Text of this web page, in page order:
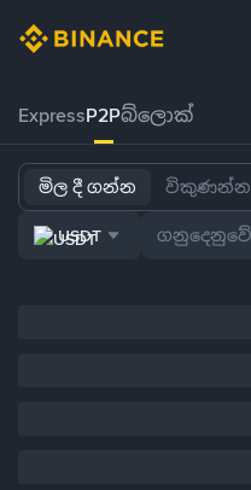
ExpressP2Pබ්ලොක්
මිල දී ගන්න විකුණන්න
USDT